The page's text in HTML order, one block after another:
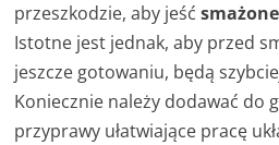
przeszkodzie, aby jeść
Istotne jest jednak, aby przed
jeszcze gotowaniu, będą
Koniecznie należy dodawać do
przyprawy ułatwiające pracę